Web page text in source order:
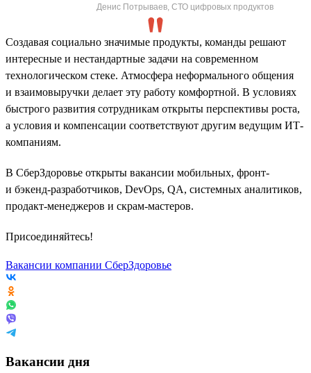
Денис Потрываев, СТО цифровых продуктов
Создавая социально значимые продукты, команды решают
интересные и нестандартные задачи на современном
технологическом стеке. Атмосфера неформального общения
и взаимовыручки делает эту работу комфортной. В условиях
быстрого развития сотрудникам открыты перспективы роста,
а условия и компенсации соответствуют другим ведущим ИТ-
компаниям.
В СберЗдоровье открыты вакансии мобильных, фронт-
и бэкенд-разработчиков, DevOps, QA, системных аналитиков,
продакт-менеджеров и скрам-мастеров.
Присоединяйтесь!
Вакансии компании СберЗдоровье
Вакансии дня